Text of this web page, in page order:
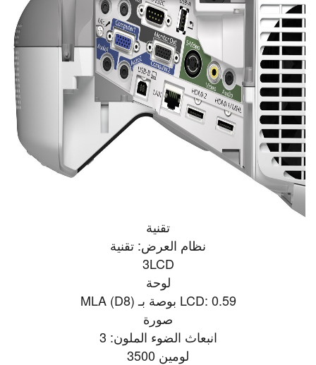
تقنية
نظام العرض: تقنية
3LCD
لوحة
LCD: 0.59 بوصة بـ MLA (D8)
صورة
انبعاث الضوء الملون: 3
لومين 3500